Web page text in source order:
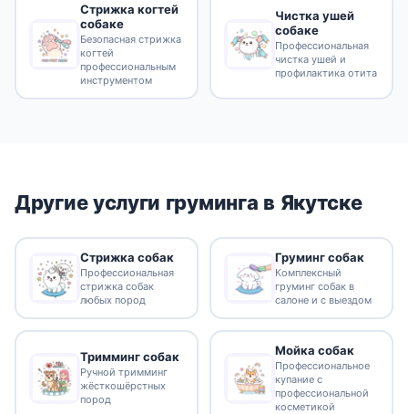
Стрижка когтей
собаке
Безопасная стрижка
когтей
профессиональным
инструментом
Чистка ушей
собаке
Профессиональная
чистка ушей и
профилактика отита
Другие услуги груминга в Якутске
Стрижка собак
Профессиональная
стрижка собак
любых пород
Груминг собак
Комплексный
груминг собак в
салоне и с выездом
Тримминг собак
Ручной тримминг
жёсткошёрстных
пород
Мойка собак
Профессиональное
купание с
профессиональной
косметикой